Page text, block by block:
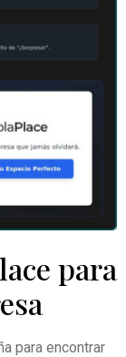
para
para encontrar